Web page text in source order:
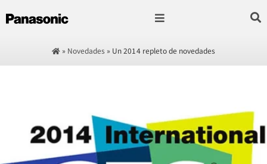
» Novedades » Un 2014 repleto de novedades